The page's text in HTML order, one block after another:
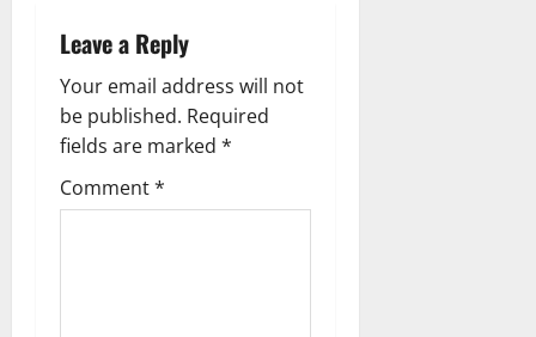
v
i
g
a
Leave a Reply
Your email address will not
be published. Required
fields are marked *
Comment*